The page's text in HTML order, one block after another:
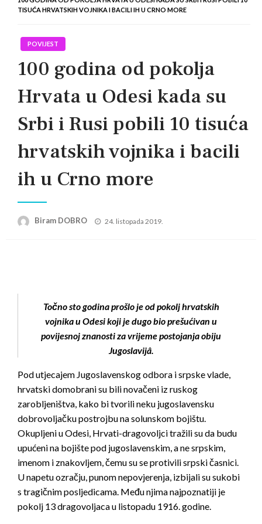
TISUĆA HRVATSKIH VOJNIKA I BACILI IH U CRNO MORE
POVIJEST
100 godina od pokolja
Hrvata u Odesi kada su
Srbi i Rusi pobili 10 tisuća
hrvatskih vojnika i bacili
ih u Crno more
Biram DOBRO
Posted
24. listopada 2019.
Točno sto godina prošlo je od pokolj hrvatskih
vojnika u Odesi koji je dugo bio prešućivan u
povijesnoj znanosti za vrijeme postojanja obiju
Jugoslavijâ.
Pod utjecajem Jugoslavenskog odbora i srpske vlade,
hrvatski domobrani su bili novačeni iz ruskog
zarobljeništva, kako bi tvorili neku jugoslavensku
dobrovoljačku postrojbu na solunskom bojištu.
Okupljeni u Odesi, Hrvati-dragovoljci tražili su da budu
upućeni na bojište pod jugoslavenskim, a ne srpskim,
imenom i znakovljem, čemu su se protivili srpski časnici.
U napetu ozračju, punom nepovjerenja, izbijali su sukobi
s tragičnim posljedicama. Među njima najpoznatiji je
pokolj 13 dragovoljaca u listopadu 1916. godine.